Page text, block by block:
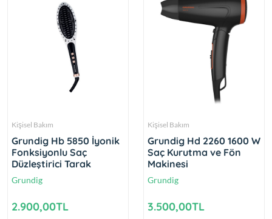
Kişisel Bakım
Grundig Hb 5850 İyonik
Fonksiyonlu Saç
Düzleştirici Tarak
Grundig
2.900,00TL
Kişisel Bakım
Grundig Hd 2260 1600 W
Saç Kurutma ve Fön
Makinesi
Grundig
3.500,00TL